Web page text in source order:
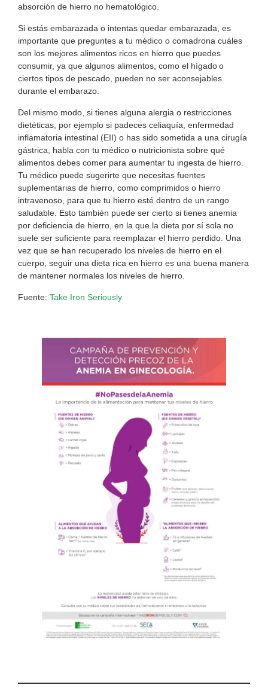
absorción de hierro no hematológico.
Si estás embarazada o intentas quedar embarazada, es
importante que preguntes a tu médico o comadrona cuáles
son los mejores alimentos ricos en hierro que puedes
consumir, ya que algunos alimentos, como el hígadoo
ciertos tipos de pescado, pueden no ser aconsejables
durante el embarazo.
Del mismo modo, si tienes alguna alergia o restricciones
dietéticas, por ejemplo si padeces celiaquía, enfermedad
inflamatoria intestinal (EII) o has sido sometida a una cirugía
gástrica, habla con tu médico o nutricionista sobre qué
alimentos debes comer para aumentar tu ingesta de hierro.
Tu médico puede sugerirte que necesitas fuentes
suplementarias de hierro, como comprimidos o hierro
intravenoso, para que tu hierro esté dentro de un rango
saludable. Esto también puede ser cierto si tienes anemia
por deficiencia de hierro, en la que la dieta por sí sola no
suele ser suficiente para reemplazar el hierro perdido. Una
vez que se han recuperado los niveles de hierro en el
cuerpo, seguir una dieta rica en hierro es una buena manera
de mantener normales los niveles de hierro.
Fuente: Take Iron Seriously